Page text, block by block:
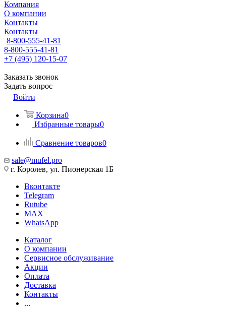
Компания
О компании
Контакты
Контакты
8-800-555-41-81
8-800-555-41-81
+7 (495) 120-15-07
Заказать звонок
Задать вопрос
Войти
Корзина0
Избранные товары0
Сравнение товаров0
sale@mufel.pro
г. Королев, ул. Пионерская 1Б
Вконтакте
Telegram
Rutube
MAX
WhatsApp
Каталог
О компании
Сервисное обслуживание
Акции
Оплата
Доставка
Контакты
...